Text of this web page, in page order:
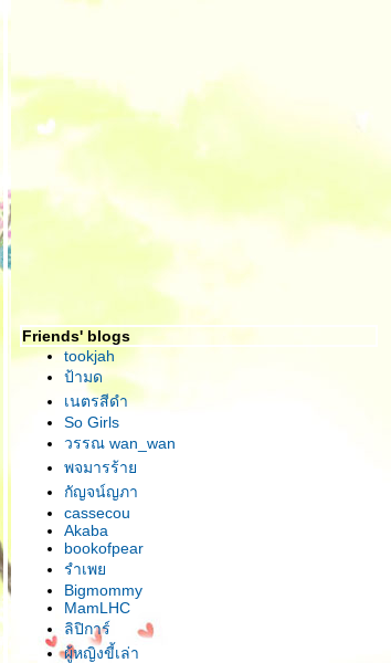
Friends' blogs
tookjah
ป้ามด
เนตรสีดำ
So Girls
วรรณ wan_wan
พจมารร้า
กัญจน์ญภา
cassecou
Akaba
bookofpear
รำเพ
Bigmommy
MamLHC
ลิปิการ์
ผู้หญิงขี้เล่า